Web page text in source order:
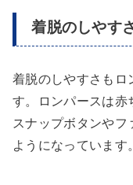
着脱のしやす
着脱のしやすさもロ
す。ロンパースは赤
スナップボタンやフ
ようになっています